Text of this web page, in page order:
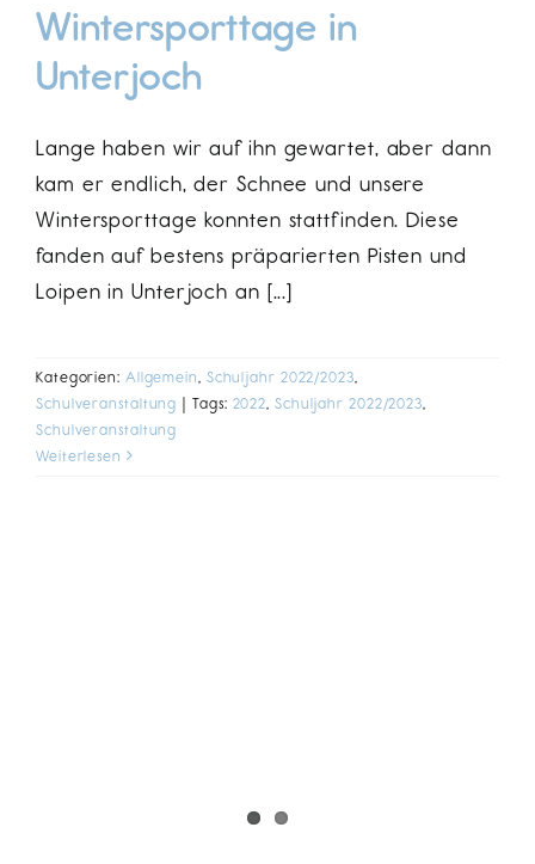
Wintersporttage in
Unterjoch
Lange haben wir auf ihn gewartet, aber dann
kam er endlich, der Schnee und unsere
Wintersporttage konnten stattfinden. Diese
fanden auf bestens präparierten Pisten und
Loipen in Unterjoch an [...]
Kategorien: Allgemein Schuljahr 2022/2023
Schulveranstaltung | Tags: 2022 Schuljahr 2022/2023
Schulveranstaltung
Weiterlesen